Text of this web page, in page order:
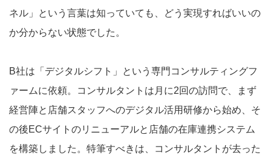
ネル」という言葉は知っていても、どう実現すればいいの
か分からない状態でした。
B社は「デジタルシフト」という専門コンサルティングフ
ァームに依頼。コンサルタントは月に2回の訪問で、まず
経営陣と店舗スタッフへのデジタル活用研修から始め、そ
の後ECサイトのリニューアルと店舗の在庫連携システム
を構築しました。特筆すべきは、コンサルタントが去った